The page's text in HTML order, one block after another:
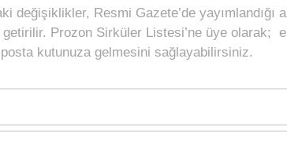
değişiklikler, Resmi Gazete’de yayımlandığı
Prozon Sirküler Listesi’ne üye olarak;
kutunuza gelmesini sağlayabilirsiniz.